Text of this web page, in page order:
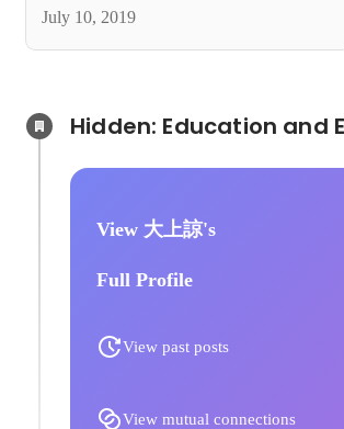
July 10, 2019
View 大上諒's
Full Profile
View past posts
View mutual connections